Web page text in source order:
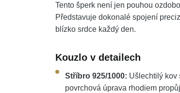
Tento šperk není jen pouhou
Představuje dokonalé spojení
blízko srdce každý den.
Kouzlo v detailech
Stříbro 925/1000: Ušlechtilý kov
povrchová úprava rhodiem